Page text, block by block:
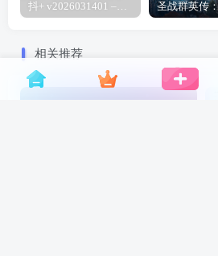
抖+ v2026031401 –抖音增强模块
相关推荐